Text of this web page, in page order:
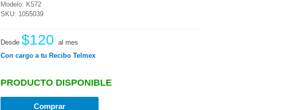
Modelo: K572
SKU: 1055039
Desde $120 al mes
Con cargo a tu Recibo Telmex
PRODUCTO DISPONIBLE